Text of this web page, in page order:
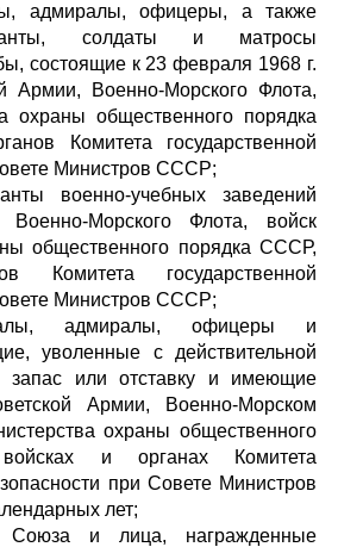
адмиралы, офицеры, а также
солдаты и матросы
состоящие к 23 февраля 1968 г.
Армии, Военно-Морского Флота,
охраны общественного порядка
Комитета государственной
Министров СССР;
военно-учебных заведений
Морского Флота, войск
общественного порядка СССР,
Комитета государственной
Министров СССР;
адмиралы, офицеры и
уволенные с действительной
или отставку и имеющие
Армии, Военно-Морском
охраны общественного
и органах Комитета
при Совете Министров
лет;
Союза и лица, награжденные